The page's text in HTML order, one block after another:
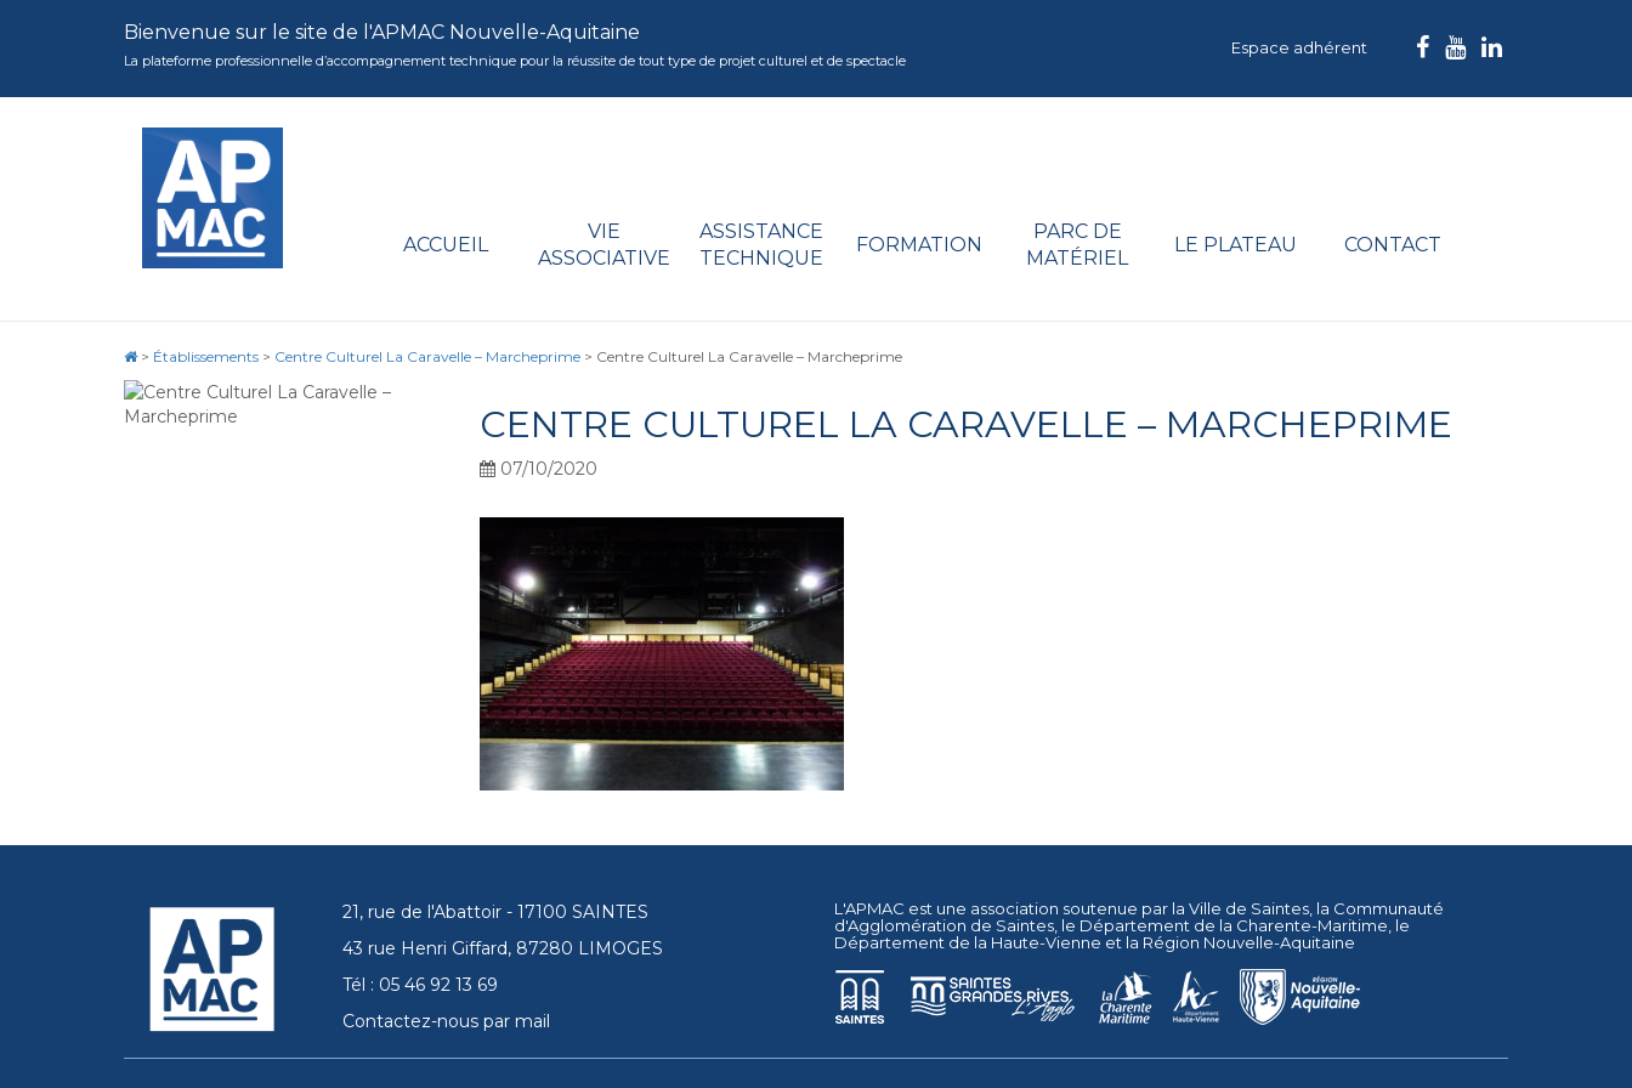
Bienvenue sur le site de l'APMAC Nouvelle-Aquitaine
La plateforme professionnelle d’accompagnement technique pour la réussite de tout type de projet culturel et de spectacle
Espace adhérent
ACCUEIL
VIE
ASSOCIATIVE
ASSISTANCE
TECHNIQUE
FORMATION
PARC DE
MATÉRIEL
LE PLATEAU CONTACT
> Établissements > Centre Culturel La Caravelle – Marcheprime > Centre Culturel La Caravelle – Marcheprime
CENTRE CULTUREL LA CARAVELLE – MARCHEPRIME
07/10/2020
21, rue de l'Abattoir - 17100 SAINTES
43 rue Henri Giffard, 87280 LIMOGES
Tél : 05 46 92 13 69
Contactez-nous par mail
L'APMAC est une association soutenue par la Ville de Saintes , la Communauté
d'Agglomération de Saintes , le Département de la Charente-Maritime , le
Département de la Haute-Vienne et la Région Nouvelle-Aquitaine